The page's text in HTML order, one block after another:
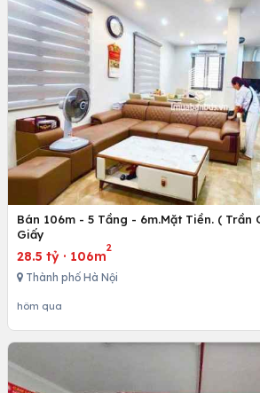
Bán 106m - 5 Tầng - 6m.Mặt Tiền. ( Trần
Giấy
28.5 tỷ · 106m
2
Thành phố Hà Nội
hôm qua